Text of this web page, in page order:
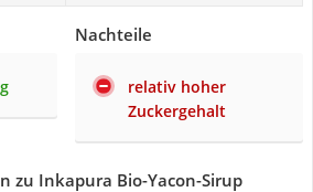
Nachteile
relativ hoher
Zuckergehalt
zu Inkapura Bio-Yacon-Sirup